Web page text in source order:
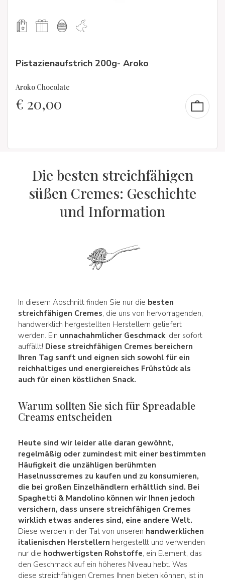
Pistazienaufstrich 200g- Aroko
Aroko Chocolate
€ 20,00
Die besten streichfähigen
süßen Cremes: Geschichte
und Information
In diesem Abschnitt finden Sie nur die besten
streichfähigen Cremes, die uns von hervorragenden,
handwerklich hergestellten Herstellern geliefert
werden. Ein unnachahmlicher Geschmack, der sofort
auffällt! Diese streichfähigen Cremes bereichern
Ihren Tag sanftund eignen sich sowohl für ein
reichhaltiges und energiereiches Frühstück als
auch für einen köstlichen Snack.
Warum sollten Sie sich für Spreadable
Creams entscheiden
Heute sind wir leider alle daran gewöhnt,
regelmäßig oder zumindest mit einer bestimmten
Häufigkeit die unzähligen berühmten
Haselnusscremes zu kaufen und zu konsumieren,
die bei großen Einzelhändlern erhältlich sind. Bei
Spaghetti & Mandolino können wir Ihnen jedoch
versichern, dass unsere streichfähigen Cremes
wirklich etwas anderes sind, eine andere Welt.
Diese werden in der Tat von unseren handwerklichen
italienischen Herstellern hergestellt und verwenden
nur die hochwertigsten Rohstoffe, ein Element, das
den Geschmack auf ein höheres Niveau hebt. Was
diese streichfähigen Cremes Ihnen bieten können, ist in